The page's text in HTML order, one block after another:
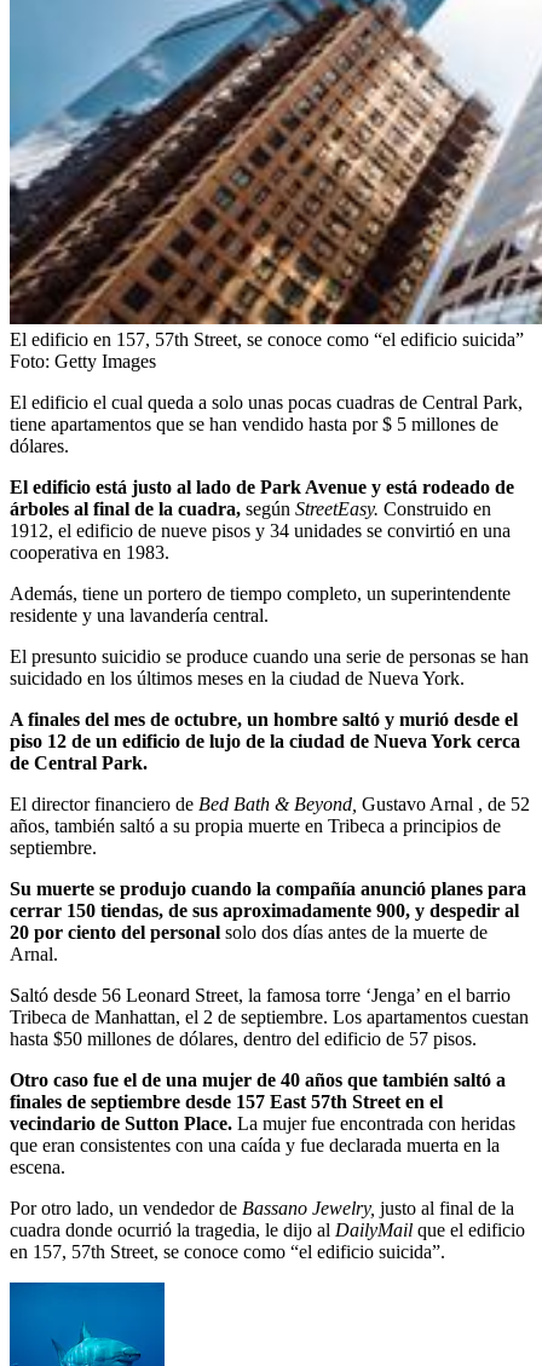
El edificio en 157, 57th Street, se conoce como “el edificio suicida”
Foto: Getty Images
El edificio el cual queda a solo unas pocas cuadras de Central Park,
tiene apartamentos que se han vendido hasta por $ 5 millones de
dólares.
El edificio está justo al lado de Park Avenue y está rodeado de
árboles al final de la cuadra, según StreetEasy. Construido en
1912, el edificio de nueve pisos y 34 unidades se convirtió en una
cooperativa en 1983.
Además, tiene un portero de tiempo completo, un superintendente
residente y una lavandería central.
El presunto suicidio se produce cuando una serie de personas se han
suicidado en los últimos meses en la ciudad de Nueva York.
A finales del mes de octubre, un hombre saltó y murió desde el
piso 12 de un edificio de lujo de la ciudad de Nueva York cerca
de Central Park.
El director financiero de Bed Bath & Beyond, Gustavo Arnal , de 52
años, también saltó a su propia muerte en Tribeca a principios de
septiembre.
Su muerte se produjo cuando la compañía anunció planes para
cerrar 150 tiendas, de sus aproximadamente 900, y despedir al
20 por ciento del personal solo dos días antes de la muerte de
Arnal.
Saltó desde 56 Leonard Street, la famosa torre ‘Jenga’ en el barrio
Tribeca de Manhattan, el 2 de septiembre. Los apartamentos cuestan
hasta $50 millones de dólares, dentro del edificio de 57 pisos.
Otro caso fue el de una mujer de 40 años que también saltó a
finales de septiembre desde 157 East 57th Street en el
vecindario de Sutton Place. La mujer fue encontrada con heridas
que eran consistentes con una caída y fue declarada muerta en la
escena.
Por otro lado, un vendedor de Bassano Jewelry, justo al final de la
cuadra donde ocurrió la tragedia, le dijo al DailyMail que el edificio
en 157, 57th Street, se conoce como “el edificio suicida”.